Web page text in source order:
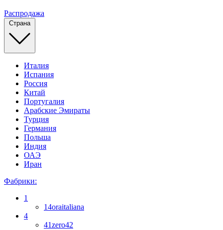
Распродажа
Страна
Италия
Испания
Россия
Китай
Португалия
Арабские Эмираты
Турция
Германия
Польша
Индия
ОАЭ
Иран
Фабрики:
1
14oraitaliana
4
41zero42